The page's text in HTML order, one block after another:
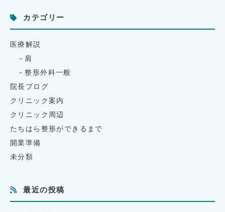
カテゴリー
医療解説
肩
整形外科一般
院長ブログ
クリニック案内
クリニック周辺
たちはら整形ができるまで
開業準備
未分類
最近の投稿